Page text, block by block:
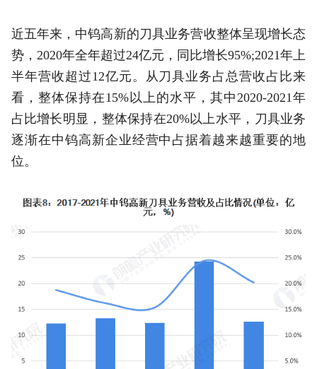
近五年来，中钨高新的刀具业务营收整体呈现增长态
势，2020年全年超过24亿元，同比增长95%;2021年上
半年营收超过12亿元。从刀具业务占总营收占比来
看，整体保持在15%以上的水平，其中2020-2021年
占比增长明显，整体保持在20%以上水平，刀具业务
逐渐在中钨高新企业经营中占据着越来越重要的地
位。